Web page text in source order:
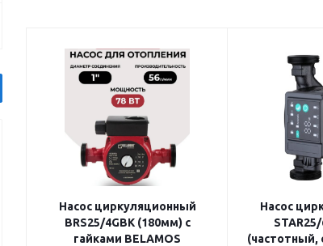
Насос циркуляционный
BRS25/4GBK (180мм) с
гайками BELAMOS
Насос
(частотный,